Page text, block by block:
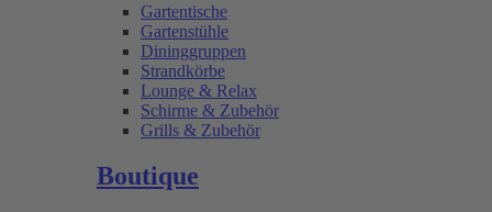
Gartentische
Gartenstühle
Dininggruppen
Strandkörbe
Lounge & Relax
Schirme & Zubehör
Grills & Zubehör
Boutique